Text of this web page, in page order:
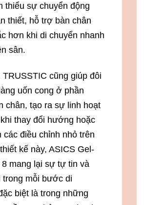
thiểu sự chuyển động
thiết, hỗ trợ bàn chân
hơn khi di chuyển nhanh
sân.
TRUSSTIC cũng giúp đôi
uốn cong ở phần
chân, tạo ra sự linh hoạt
thay đổi hướng hoặc
các điều chỉnh nhỏ trên
kế này, ASICS Gel-
8 mang lại sự tự tin và
trong mỗi bước di
biệt là trong những